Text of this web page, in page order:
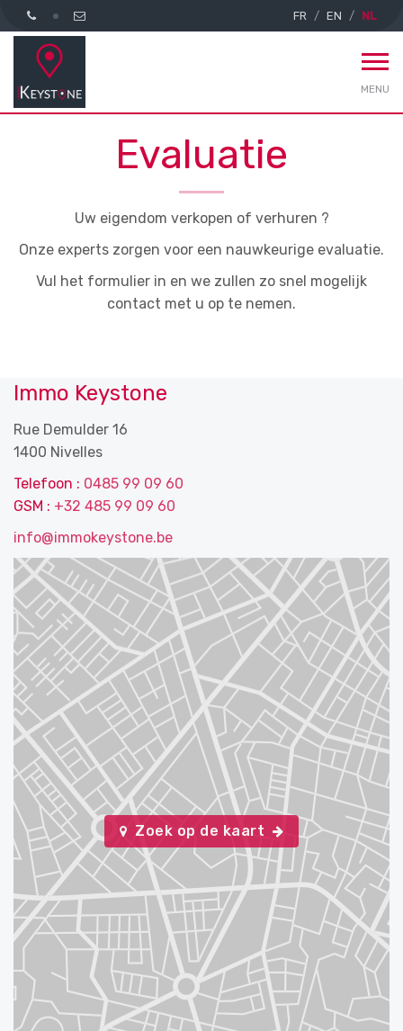
FR EN NL
MENU
Evaluatie
Uw eigendom verkopen of verhuren ?
Onze experts zorgen voor een nauwkeurige evaluatie.
Vul het formulier in en we zullen zo snel mogelijk
contact met u op te nemen.
Immo Keystone
Rue Demulder 16
1400 Nivelles
Telefoon : 0485 99 09 60
GSM : +32 485 99 09 60
info@immokeystone.be
Zoek op de kaart